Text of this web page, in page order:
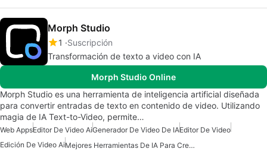
Morph Studio
1
Suscripción
Transformación de texto a video con IA
Morph Studio Online
Morph Studio es una herramienta de inteligencia artificial diseñada
para convertir entradas de texto en contenido de video. Utilizando
magia de IA Text-to-Video, permite…
Web AppsEditor De Video AiGenerador De Video De IAEditor De Video
Edición De Video Ai
Mejores Herramientas De IA Para Creadores De Contenido